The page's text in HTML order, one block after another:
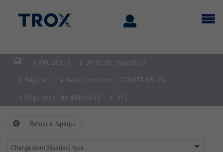
d'accueil
PRODUITS Unité de régulation
Régulation à débit constant - CONSTANFLOW
Régulateur de débit-KVS VFL
Retour à l'aperçu
Changement %{séries} type